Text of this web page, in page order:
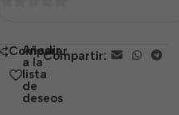
5 Comparar
Añadir
a la
lista
de
deseos
Compartir: